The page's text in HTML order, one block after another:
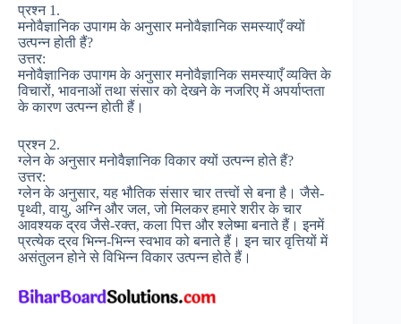
प्रश्न 1.
मनोवैज्ञानिक उपागम के अनुसार मनोवैज्ञानिक समस्याएँ क्यों
उत्पन्न होती हैं?
उत्तर:
मनोवैज्ञानिक उपागम के अनुसार मनोवैज्ञानिक समस्याएँ व्यक्ति के
विचारों, भावनाओं तथा संसार को देखने के नजरिए में अपर्याप्तता
के कारण उत्पन्न होती हैं।
प्रश्न 2.
ग्लेन के अनुसार मनोवैज्ञानिक विकार क्यों उत्पन्न होते हैं?
उत्तर:
ग्लेन के अनुसार, यह भौतिक संसार चार तत्त्वों से बना है। जैसे-
पृथ्वी, वायु, अग्नि और जल, जो मिलकर हमारे शरीर के चार
आवश्यक द्रव जैसे-रक्त, कला पित्त और श्लेष्मा बनाते हैं। इनमें
प्रत्येक द्रव भिन्न-भिन्न स्वभाव को बनाते हैं। इन चार वृत्तियों में
असंतुलन होने से विभिन्न विकार उत्पन्न होते हैं।